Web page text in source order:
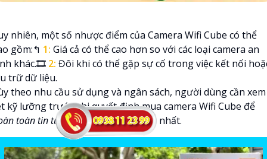
nhiên, một số nhược điểm của Camera Wifi Cube có thể
gồm:️↰ 1: Giá cả có thể cao hơn so với các loại camera an
khác.🎞 2: Đôi khi có thể gặp sự cố trong việc kết nối
trữ dữ liệu.
theo nhu cầu sử dụng và ngân sách, người dùng cần xem
kỹ lưỡng trước khi quyết định mua camera Wifi Cube để
toàn tin tưởnglựa chọn phù hợp nhất.